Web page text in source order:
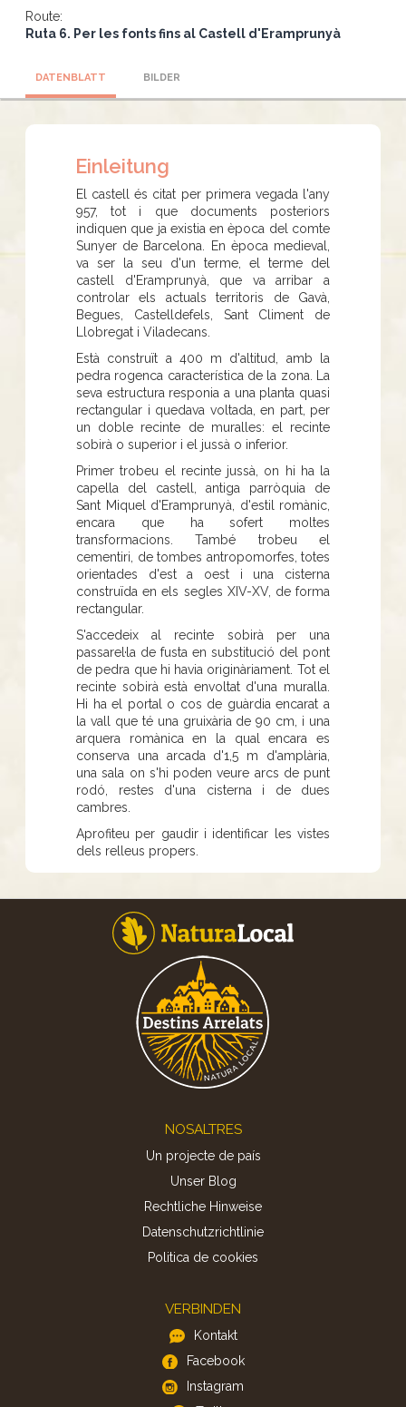
Route:
Ruta 6. Per les fonts fins al Castell d'Eramprunyà
DATENBLATT BILDER
Einleitung
El castell és citat per primera vegada l'any
957, tot i que documents posteriors
indiquen que ja existia en època del comte
Sunyer de Barcelona. En època medieval,
va ser la seu d'un terme, el terme del
castell d'Eramprunyà, que va arribar a
controlar els actuals territoris de Gavà,
Begues, Castelldefels, Sant Climent de
Llobregat i Viladecans.
Està construït a 400 m d'altitud, amb la
pedra rogenca característica de la zona. La
seva estructura responia a una planta quasi
rectangular i quedava voltada, en part, per
un doble recinte de muralles: el recinte
sobirà o superior i el jussà o inferior.
Primer trobeu el recinte jussà, on hi ha la
capella del castell, antiga parròquia de
Sant Miquel d'Eramprunyà, d'estil romànic,
encara que ha sofert moltes
transformacions. També trobeu el
cementiri, de tombes antropomorfes, totes
orientades d'est a oest i una cisterna
construïda en els segles XIV-XV, de forma
rectangular.
S'accedeix al recinte sobirà per una
passarel·la de fusta en substitució del pont
de pedra que hi havia originàriament. Tot el
recinte sobirà està envoltat d'una muralla.
Hi ha el portal o cos de guàrdia encarat a
la vall que té una gruixària de 90 cm, i una
arquera romànica en la qual encara es
conserva una arcada d'1,5 m d'amplària,
una sala on s'hi poden veure arcs de punt
rodó, restes d'una cisterna i de dues
cambres.
Aprofiteu per gaudir i identificar les vistes
dels relleus propers.
NOSALTRES
Un projecte de país
Unser Blog
Rechtliche Hinweise
Datenschutzrichtlinie
Politica de cookies
VERBINDEN
Kontakt
Facebook
Instagram